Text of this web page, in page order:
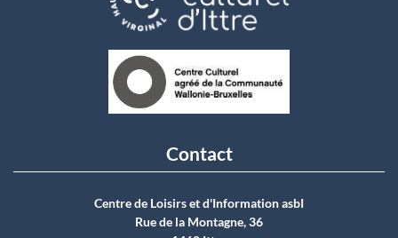
Contact
Centre de Loisirs et d'Information asbI
Rue de la Montagne, 36